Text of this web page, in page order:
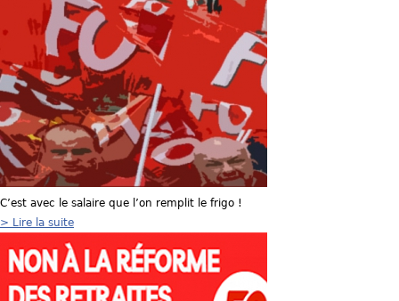
u
s
ê
t
e
s
i
c
C’est avec le salaire que l’on remplit le frigo !
> Lire la suite